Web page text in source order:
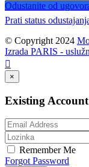
Odustanite od
Prati status
© Copyright 2024
Izrada PARIS -

×
Existing
Remember Me
Forgot Password